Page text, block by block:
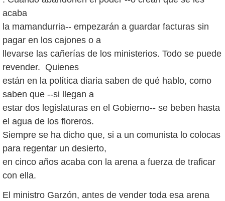
acaba
la mamandurria-- empezarán a guardar facturas sin
pagar en los cajones o a
llevarse las cañerías de los ministerios. Todo se puede
revender. Quienes
están en la política diaria saben de qué hablo, como
saben que --si llegan a
estar dos legislaturas en el Gobierno-- se beben hasta
el agua de los floreros.
Siempre se ha dicho que, si a un comunista lo colocas
para regentar un desierto,
en cinco años acaba con la arena a fuerza de traficar
con ella.
El ministro Garzón, antes de vender toda esa arena